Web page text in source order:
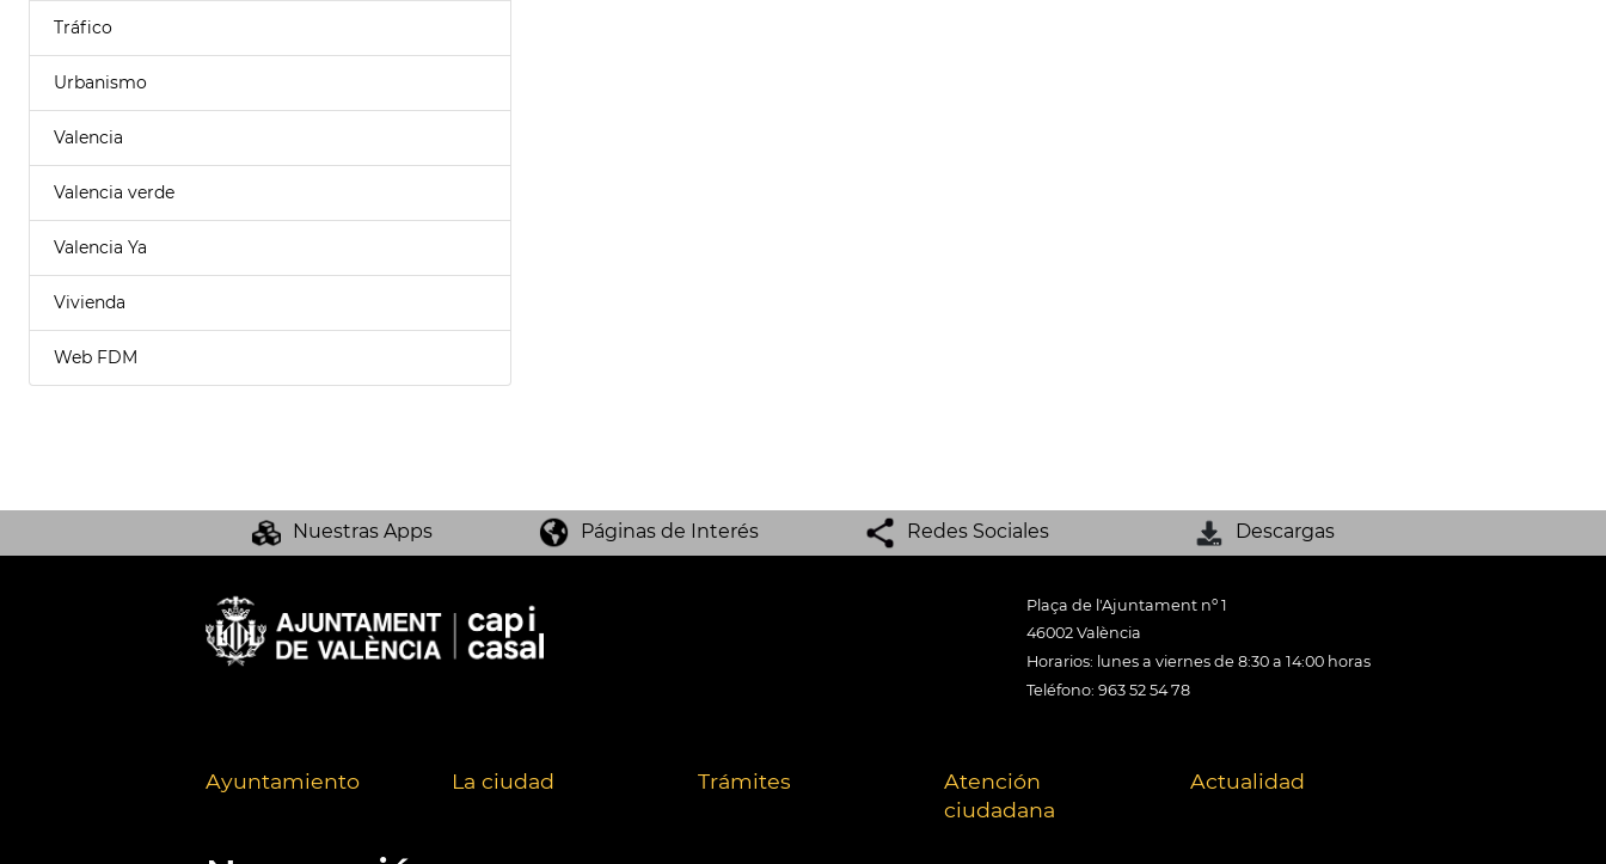
Tráfico
Urbanismo
Valencia
Valencia verde
Valencia Ya
Vivienda
Web FDM
Nuestras Apps Páginas de Interés Redes Sociales Descargas
Plaça de l'Ajuntament nº 1
46002 València
Horarios: lunes a viernes de 8:30 a 14:00 horas
Teléfono: 963 52 54 78
Ayuntamiento La ciudad Trámites
Atención
ciudadana
Actualidad